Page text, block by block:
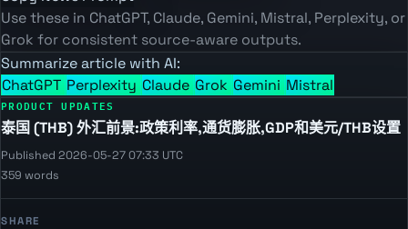
Use these in ChatGPT, Claude, Gemini, Mistral, Perplexity, or
Grok for consistent source-aware outputs.
Summarize article with AI:
ChatGPT Perplexity Claude GrokGemini Mistral
PRODUCT UPDATES
泰国 (THB) 外汇前景:政策利率,通货膨胀,GDP和美元/THB设置
Published 2026-05-27 07:33 UTC
359 words
SHARE